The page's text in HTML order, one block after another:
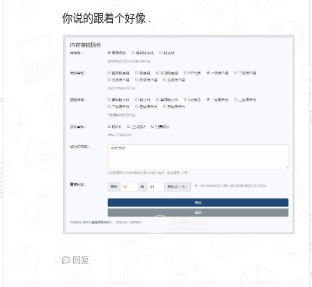
你说的跟着个好像 .
回复